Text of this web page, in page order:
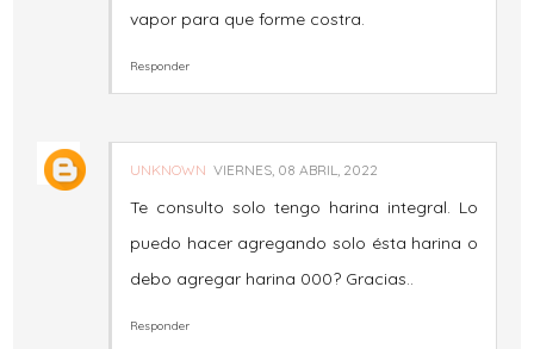
vapor para que forme costra.
Responder
UNKNOWN VIERNES, 08 ABRIL, 2022
Te consulto solo tengo harina integral. Lo
puedo hacer agregando solo ésta harina o
debo agregar harina 000? Gracias..
Responder